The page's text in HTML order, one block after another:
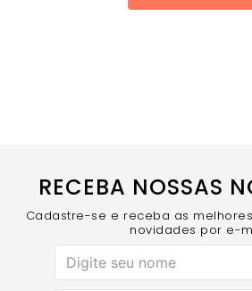
RECEBA NOSSAS
Cadastre-se e receba as
novidades por e-